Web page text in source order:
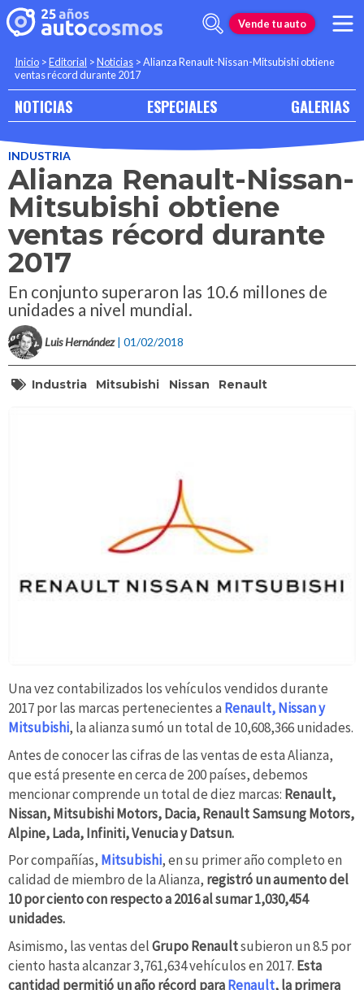
Vende tu auto
Inicio >Editorial >Noticias >Alianza Renault-Nissan-Mitsubishi obtiene
ventas récord durante 2017
NOTICIAS ESPECIALES GALERIAS
INDUSTRIA
Alianza Renault-Nissan-
Mitsubishi obtiene
ventas récord durante
2017
En conjunto superaron las 10.6 millones de
unidades a nivel mundial.
Luis Hernández | 01/02/2018
Industria Mitsubishi Nissan Renault
Una vez contabilizados los vehículos vendidos durante
2017 por las marcas pertenecientes a Renault, Nissan y
Mitsubishi, la alianza sumó un total de 10,608,366 unidades.
Antes de conocer las cifras de las ventas de esta Alianza,
que está presente en cerca de 200 países, debemos
mencionar comprende un total de diez marcas: Renault,
Nissan, Mitsubishi Motors, Dacia, Renault Samsung Motors,
Alpine, Lada, Infiniti, Venucia y Datsun.
Por compañías, Mitsubishi, en su primer año completo en
calidad de miembro de la Alianza, registró un aumento del
10 por ciento con respecto a 2016 al sumar 1,030,454
unidades.
Asimismo, las ventas delGrupo Renaultsubieron un 8.5 por
ciento hasta alcanzar 3,761,634 vehículos en 2017. Esta
cantidad permitió un año récord paraRenault, la primera